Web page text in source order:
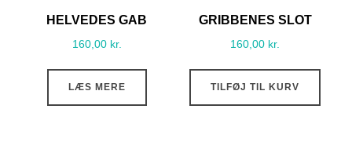
HELVEDES GAB
160,00 kr.
LÆS MERE
GRIBBENES SLOT
160,00 kr.
TILFØJ TIL KURV